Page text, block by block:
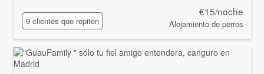
9 clientes que repiten
€15/noche
Alojamiento de perros